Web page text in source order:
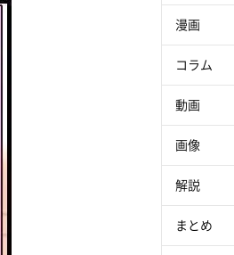
漫画
コラム
動画
画像
解説
まとめ